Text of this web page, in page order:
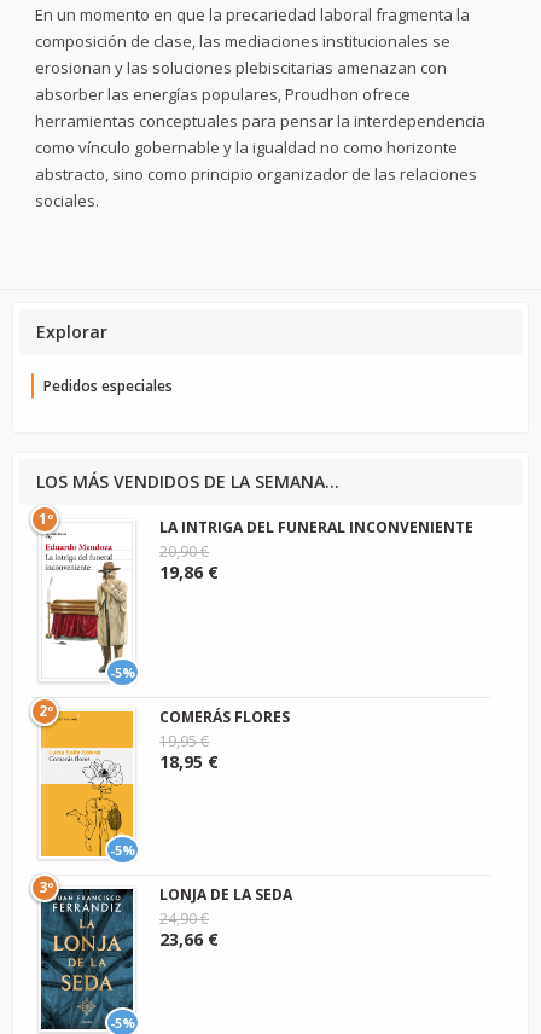
En un momento en que la precariedad laboral fragmenta la
composición de clase, las mediaciones institucionales se
erosionan y las soluciones plebiscitarias amenazan con
absorber las energías populares, Proudhon ofrece
herramientas conceptuales para pensar la interdependencia
como vínculo gobernable y la igualdad no como horizonte
abstracto, sino como principio organizador de las relaciones
sociales.
Explorar
Pedidos especiales
LOS MÁS VENDIDOS DE LA SEMANA...
-5%
1º
LA INTRIGA DEL FUNERAL INCONVENIENTE
20,90 €
19,86 €
-5%
2º
COMERÁS FLORES
19,95 €
18,95 €
-5%
3º
LONJA DE LA SEDA
24,90 €
23,66 €